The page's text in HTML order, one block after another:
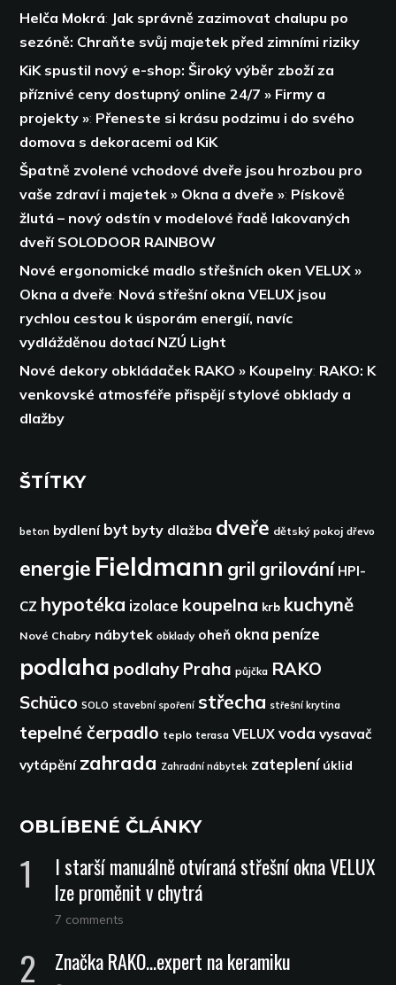
Helča Mokrá: Jak správně zazimovat chalupu po
sezóně: Chraňte svůj majetek před zimními riziky
KiK spustil nový e-shop: Široký výběr zboží za
příznivé ceny dostupný online 24/7 » Firmy a
projekty »: Přeneste si krásu podzimu i do svého
domova s dekoracemi od KiK
Špatně zvolené vchodové dveře jsou hrozbou pro
vaše zdraví i majetek » Okna a dveře »: Pískově
žlutá – nový odstín v modelové řadě lakovaných
dveří SOLODOOR RAINBOW
Nové ergonomické madlo střešních oken VELUX »
Okna a dveře: Nová střešní okna VELUX jsou
rychlou cestou k úsporám energií, navíc
vydlážděnou dotací NZÚ Light
Nové dekory obkládaček RAKO » Koupelny: RAKO: K
venkovské atmosféře přispějí stylové obklady a
dlažby
ŠTÍTKY
beton bydlení byt byty dlažba dveře dětský pokoj dřevo
energie Fieldmann gril grilování HPI-
CZ hypotéka izolace koupelna krb kuchyně
Nové Chabry nábytek obklady oheň okna peníze
podlaha podlahy Praha půjčka RAKO
Schüco SOLO stavební spoření střecha střešní krytina
tepelné čerpadlo teplo terasa VELUX voda vysavač
vytápění zahrada Zahradní nábytek zateplení úklid
OBLÍBENÉ ČLÁNKY
I starší manuálně otvíraná střešní okna VELUX
lze proměnit v chytrá
7 comments
Značka RAKO…expert na keramiku